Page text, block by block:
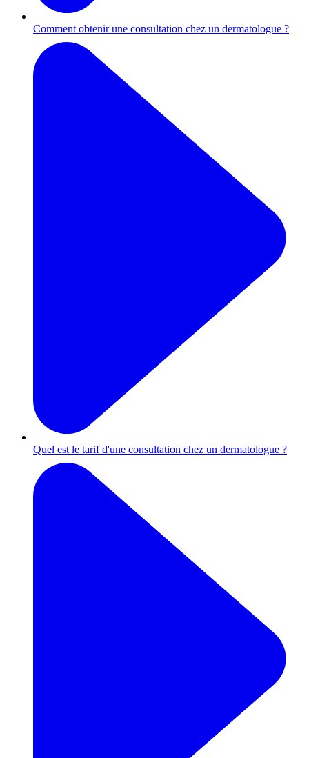
Comment obtenir une consultation chez un dermatologue ?
Quel est le tarif d'une consultation chez un dermatologue ?